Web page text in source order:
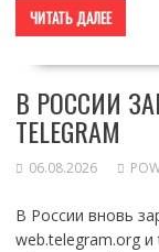
ЧИТАТЬ ДАЛЕЕ
В РОССИИ
TELEGRAM
06.08.2026
В России вновь
web.telegram.org